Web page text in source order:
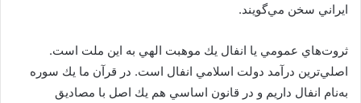
ايراني سخن مي‌گويند.
ثروت‌هاي عمومي يا انفال يك موهبت الهي به اين ملت است.
اصلي‌ترين درآمد دولت اسلامي انفال است. در قرآن ما يك سوره
به‌نام انفال داريم و در قانون اساسي هم يك اصل با مصاديق